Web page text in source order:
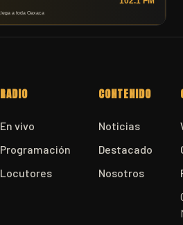
RADIO
En vivo
Programación
Locutores
CONTENIDO
Noticias
Destacado
Nosotros